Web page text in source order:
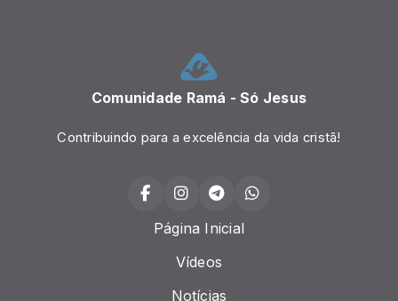
Comunidade Ramá - Só Jesus
Contribuindo para a excelência da vida cristã!
Página Inicial
Vídeos
Notícias